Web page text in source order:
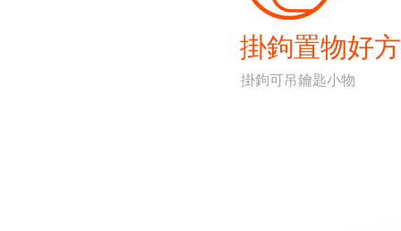
掛鉤置物好
掛鉤可吊鑰匙小物